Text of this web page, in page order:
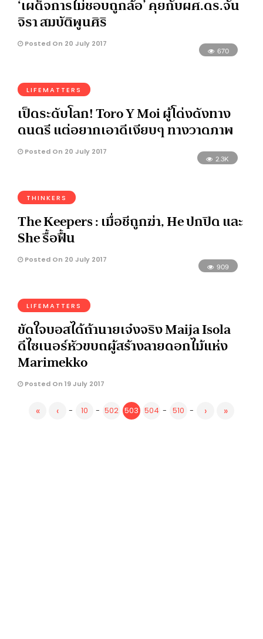
‘เผด็จการไม่ชอบถูกล้อ’ คุยกับผศ.ดร.จัน
จิรา สมบัติพูนศิริ
Posted On 20 July 2017
670
LIFEMATTERS
เป็ดระดับโลก! Toro Y Moi ผู้โด่งดังทาง
ดนตรี แต่อยากเอาดีเงียบๆ ทางวาดภาพ
Posted On 20 July 2017
2.3K
THINKERS
The Keepers : เมื่อชีถูกฆ่า, He ปกปิด และ
She รื้อฟื้น
Posted On 20 July 2017
909
LIFEMATTERS
ขัดใจบอสได้ถ้านายเจ๋งจริง Maija Isola
ดีไซเนอร์หัวขบถผู้สร้างลายดอกไม้แห่ง
Marimekko
Posted On 19 July 2017
« ‹ - 10 - 502 503 504 - 510 - › »